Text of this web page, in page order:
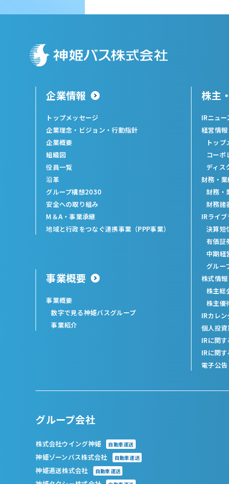
企業情報
トップメッセージ
企業理念・ビジョン・行動指針
企業概要
組織図
役員一覧
沿革
グループ構想2030
安全への取り組み
M＆A・事業承継
地域と行政をつなぐ連携事業（PPP事業）
事業概要
事業概要
数字で見る神姫バスグループ
事業紹介
株主
IRニュー
経営情報
トッ
コーポ
ディス
財務・
財務・
財務諸
IRライブ
決算短
有価証
中期経
グルー
株式情報
株主総
株主優
IRカレン
個人投
IRに関
IRに関
電子公告
グループ会社
株式会社ウイング神姫 自動車運送
神姫ゾーンバス株式会社 自動車運送
神姫逓送株式会社 自動車運送